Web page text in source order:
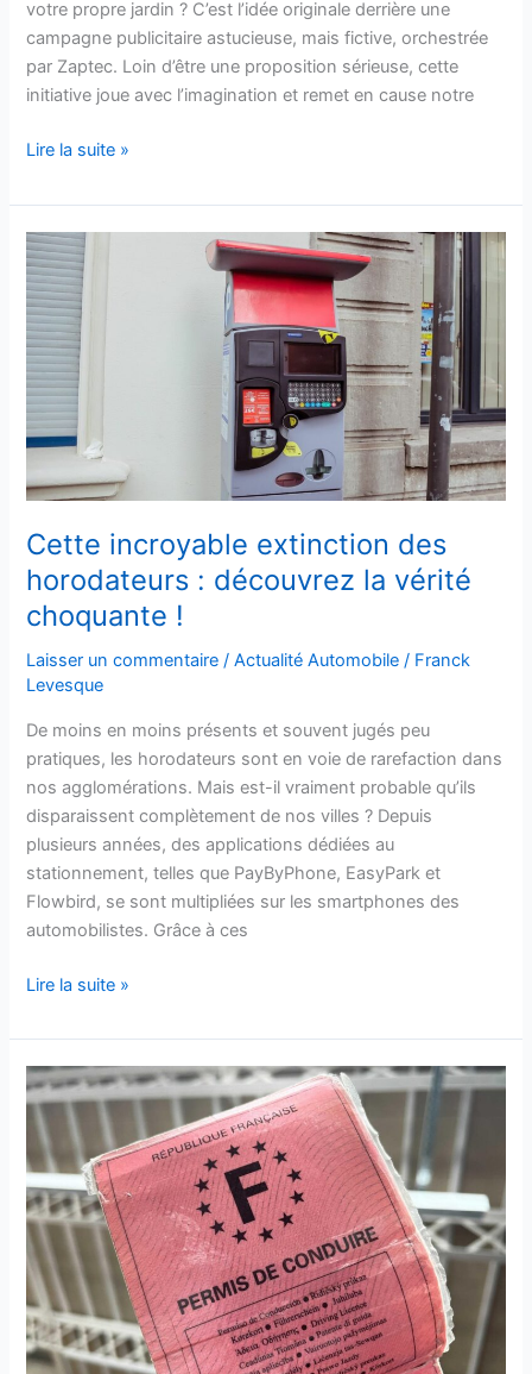
votre propre jardin ? C’est l’idée originale derrière une
campagne publicitaire astucieuse, mais fictive, orchestrée
par Zaptec. Loin d’être une proposition sérieuse, cette
initiative joue avec l’imagination et remet en cause notre
Lire la suite »
Cette incroyable extinction des
horodateurs : découvrez la vérité
choquante !
Laisser un commentaire /Actualité Automobile / Franck
Levesque
De moins en moins présents et souvent jugés peu
pratiques, les horodateurs sont en voie de rarefaction dans
nos agglomérations. Mais est-il vraiment probable qu’ils
disparaissent complètement de nos villes ? Depuis
plusieurs années, des applications dédiées au
stationnement, telles que PayByPhone, EasyPark et
Flowbird, se sont multipliées sur les smartphones des
automobilistes. Grâce à ces
Cette
incroyable
extinction
des
horodateurs
:
découvrez
la
choquante
!
Lire la suite »
Permis
de
conduire
:
ce
secret
choquant
des
automobilistes
qui
fait